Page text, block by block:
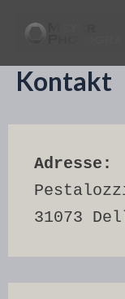
Inhalt
Kontakt
Adresse:
31073